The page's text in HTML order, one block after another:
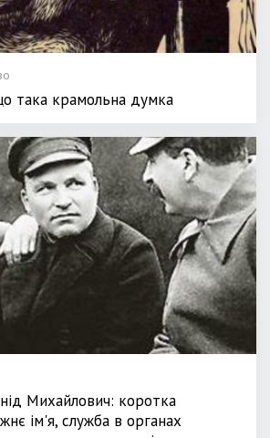
така крамольна думка
Михайлович: коротка
ім'я, служба в органах